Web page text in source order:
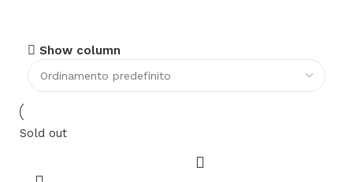
Show column
Sold out